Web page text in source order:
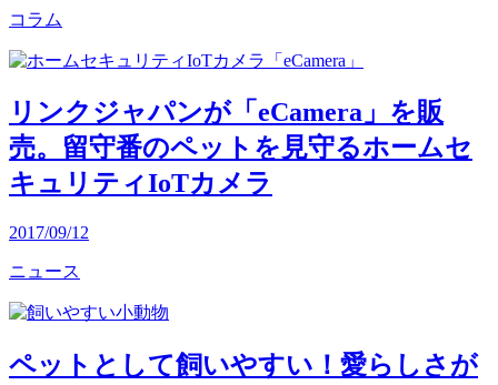
コラム
リンクジャパンが「eCamera」を販
売。留守番のペットを見守るホームセ
キュリティIoTカメラ
2017/09/12
ニュース
ペットとして飼いやすい！愛らしさが